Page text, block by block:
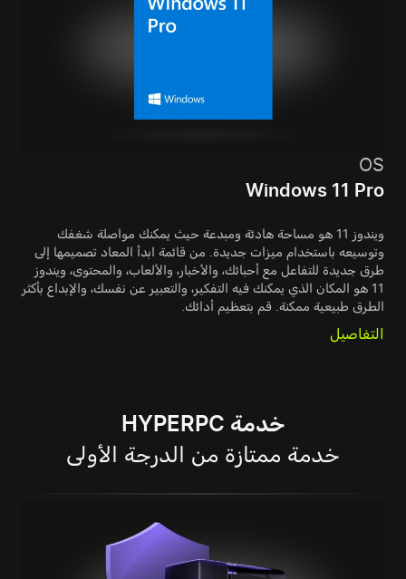
OS
Windows 11 Pro
ويندوز 11 هو مساحة هادئة ومبدعة حيث يمكنك مواصلة شغفك
وتوسيعه باستخدام ميزات جديدة. من قائمة ابدأ المعاد تصميمها إلى
طرق جديدة للتفاعل مع أحبائك، والأخبار، والألعاب، والمحتوى، ويندوز
11 هو المكان الذي يمكنك فيه التفكير، والتعبير عن نفسك، والإبداع بأكثر
الطرق طبيعية ممكنة. قم بتعظيم أدائك.
التفاصيل
خدمة HYPERPC
خدمة ممتازة من الدرجة الأولى